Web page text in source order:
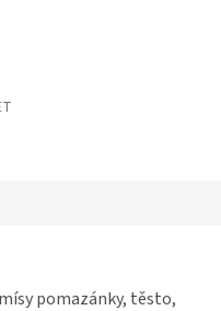
pomazánky, těsto,